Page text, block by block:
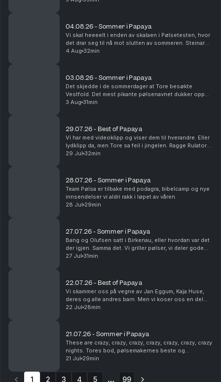
04.08.26 - Sommer i Papaya
Vi skal heeeelt i enden av skalaen i Pølsetesten, hvor
det drar seg til nå mot slutten av sommeren. Steinar
kjører Route 66 og blir nesten drept. Det er
4 Aug 32min
03.08.26 - Sommer i Papaya
Det skjedde i de sommerdager at Tore besøkte
Vestfold. Det mest pikante pølsenavnet dukker opp
og vi rydder i fryseren. Yes.
3 Aug 31min
29.07.26 - Best of Papaya
Vi har med videoklipp og viser dem til hverandre. Eller
lydklipp da, men Tore sa feil i jingelen. Ragge Rulator
dukker opp, og Steinar utsettes for på-bekostnings-
29 Jul 32min
28.07.26 - Sommer i Papaya
Team Pølsa er tilbake med podagra, bibelcamp og nye
innsendelser vi aldri rakk i løpet av våren.
28 Jul 29min
27.07.26 - Sommer i Papaya
Bang og Olufsen satt i Birkenau, eller hvordan var det
der igjen. Samma det. Vi griller pølser, vi deler gode
sommerminner og vi tømmer postkassa vår. Det er fint.
27 Jul 31min
22.07.26 - Best of Papaya
Vi skammer oss på vegne av Jan Eggum, Kaja Huse,
deres og alle andres barn. Men vi koser oss en del
med høydepunkter fra sesongen som gikk.
22 Jul 28min
21.07.26 - Sommer i Papaya
These are crazy, crazy, crazy, crazy, crazy, crazy, crazy
nights. Tores bod, pølsemakernes beste og
livreddende førstehjelp. Snakkes!
21 Jul 29min
1 2 3 4 5 99